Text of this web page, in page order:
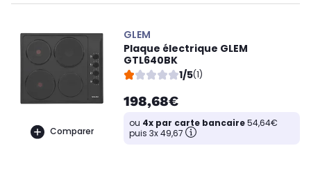
Comparer
GLEM
Plaque électrique GLEM
GTL640BK
1/5(1)
198,68€
ou 4x par carte bancaire54,64€
puis 3x 49,67